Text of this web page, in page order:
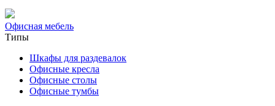
Офисная мебель
Типы
Шкафы для раздевалок
Офисные кресла
Офисные столы
Офисные тумбы